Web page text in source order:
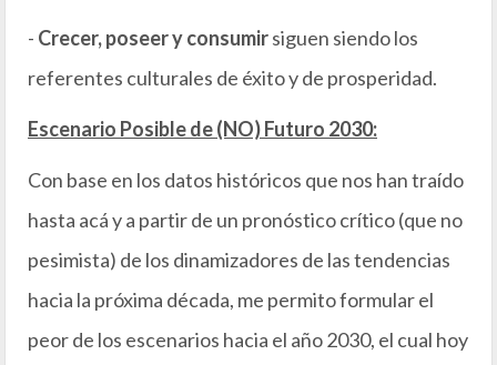
- Crecer, poseer y consumirsiguen siendo los
referentes culturales de éxito y de prosperidad.
Escenario Posible de (NO) Futuro 2030:
Con base en los datos históricos que nos han traído
hasta acá y a partir de un pronóstico crítico (que no
pesimista) de los dinamizadores de las tendencias
hacia la próxima década, me permito formular el
peor de los escenarios hacia el año 2030, el cual hoy